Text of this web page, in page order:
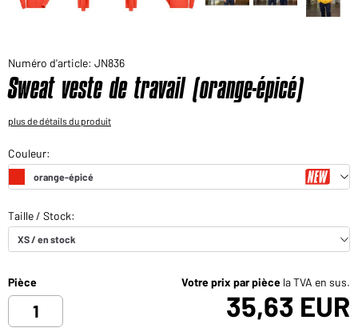
Numéro d'article: JN836
Sweat veste de travail (orange-épicé)
plus de détails du produit
Pièce Votre prix par pièce la TVA en sus.
35,63 EUR